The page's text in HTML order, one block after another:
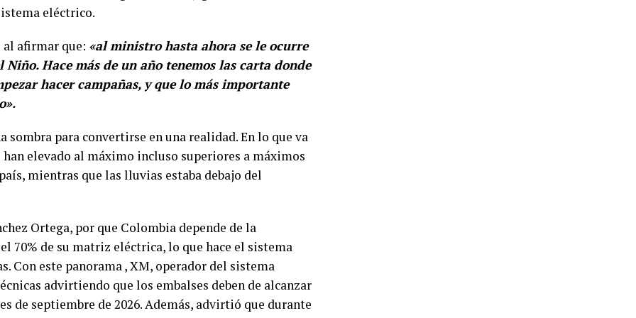
eléctrico.
afirmar que: «al ministro hasta ahora se le ocurre
Niño. Hace más de un año tenemos las carta donde
hacer campañas, y que lo más importante
sombra para convertirse en una realidad. En lo que va
elevado al máximo incluso superiores a máximos
mientras que las lluvias estaba debajo del
Ortega, por que Colombia depende de la
70% de su matriz eléctrica, lo que hace el sistema
Con este panorama , XM, operador del sistema
advirtiendo que los embalses deben de alcanzar
de septiembre de 2026. Además, advirtió que durante